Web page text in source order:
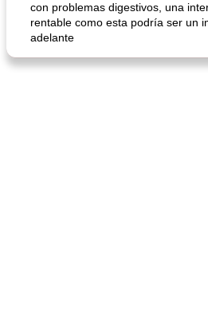
con problemas digestivos, una
rentable como esta podría ser un
adelante